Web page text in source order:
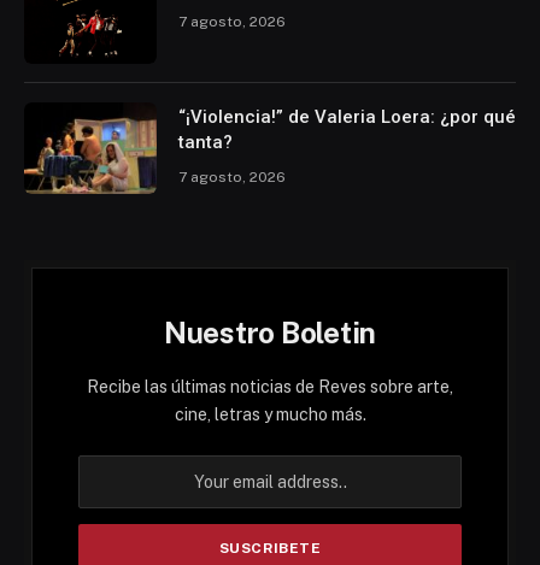
7 agosto, 2026
“¡Violencia!” de Valeria Loera: ¿por qué
tanta?
7 agosto, 2026
Nuestro Boletin
Recibe las últimas noticias de Reves sobre arte,
cine, letras y mucho más.